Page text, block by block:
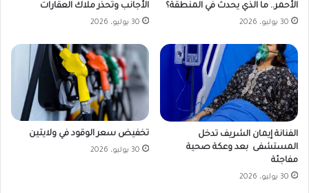
الأحمر.. ما الذي يحدث في المنطقة؟
30 يوليو، 2026
الأجانب وتحذر ملاك العقارات
30 يوليو، 2026
الفنانة إيمان الشريف تدخل
المستشفى بعد وعكة صحية
مفاجئة
30 يوليو، 2026
تخفيض سعر الوقود في ولايتين
30 يوليو، 2026